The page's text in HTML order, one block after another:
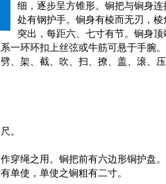
细，逐步呈方锥形。锏把与锏身连
处有钢护手。锏身有棱而无刃，棱
突出，每距六、七寸有节。锏身顶
一环环扣上丝弦或牛筋可悬于手腕
、架、截、吹、扫、撩、盖、滚、压
。
穿绳之用。锏把前有六边形铜护盘
单使，单使之锏粗有二寸。